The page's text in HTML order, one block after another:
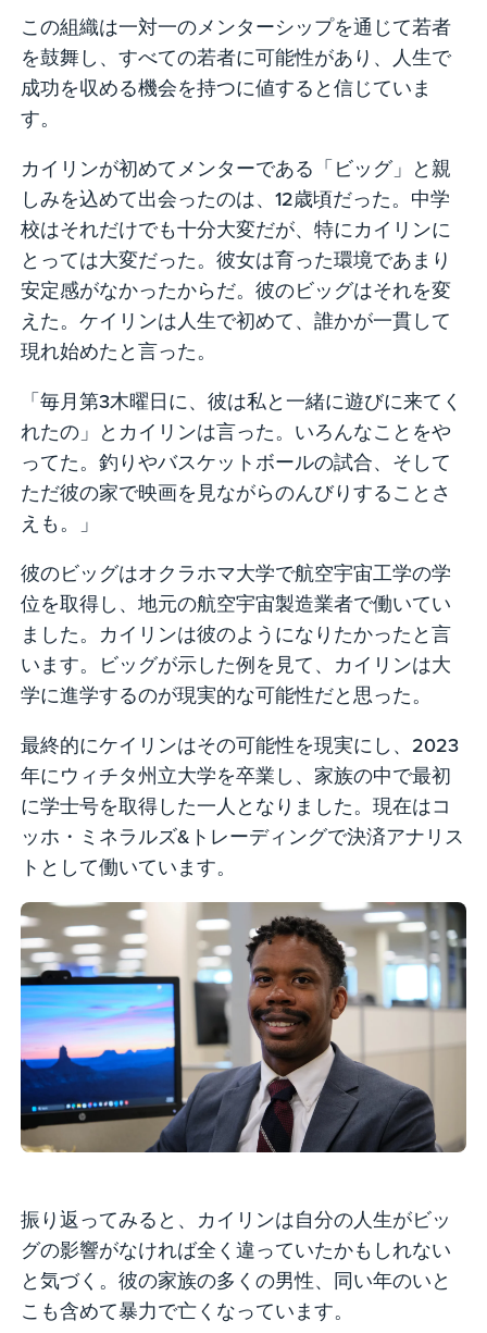
この組織は一対一のメンターシップを通じて若者
を鼓舞し、すべての若者に可能性があり、人生で
成功を収める機会を持つに値すると信じていま
す。
カイリンが初めてメンターである「ビッグ」と親
しみを込めて出会ったのは、12歳頃だった。中学
校はそれだけでも十分大変だが、特にカイリンに
とっては大変だった。彼女は育った環境であまり
安定感がなかったからだ。彼のビッグはそれを変
えた。ケイリンは人生で初めて、誰かが一貫して
現れ始めたと言った。
「毎月第3木曜日に、彼は私と一緒に遊びに来てく
れたの」とカイリンは言った。いろんなことをや
ってた。釣りやバスケットボールの試合、そして
ただ彼の家で映画を見ながらのんびりすることさ
えも。」
彼のビッグはオクラホマ大学で航空宇宙工学の学
位を取得し、地元の航空宇宙製造業者で働いてい
ました。カイリンは彼のようになりたかったと言
います。ビッグが示した例を見て、カイリンは大
学に進学するのが現実的な可能性だと思った。
最終的にケイリンはその可能性を現実にし、2023
年にウィチタ州立大学を卒業し、家族の中で最初
に学士号を取得した一人となりました。現在はコ
ッホ・ミネラルズ&トレーディングで決済アナリス
トとして働いています。
振り返ってみると、カイリンは自分の人生がビッ
グの影響がなければ全く違っていたかもしれない
と気づく。彼の家族の多くの男性、同い年のいと
こも含めて暴力で亡くなっています。